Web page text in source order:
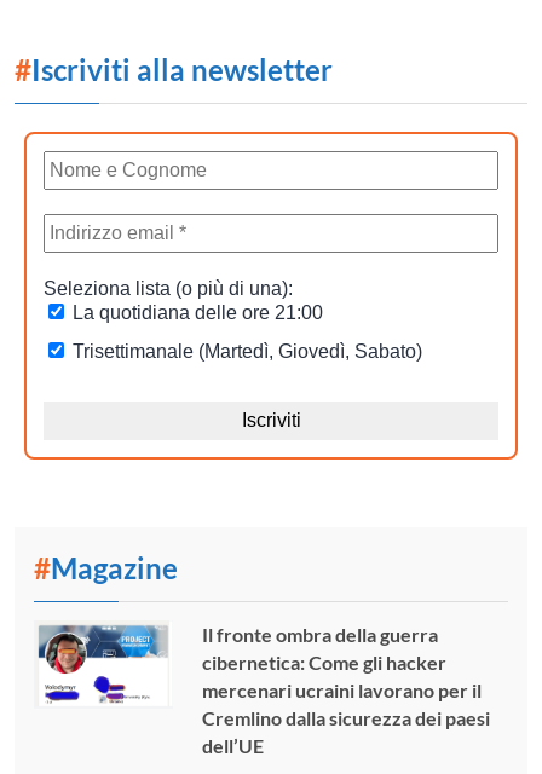
#Iscriviti alla newsletter
#Magazine
Il fronte ombra della guerra
cibernetica: Come gli hacker
mercenari ucraini lavorano per il
Cremlino dalla sicurezza dei paesi
dell’UE